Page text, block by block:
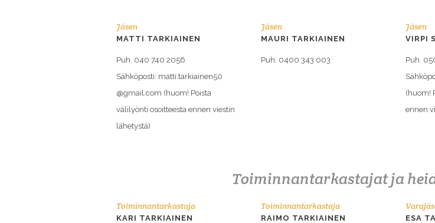
Jäsen
MATTI TARKIAINEN
Puh. 040 740 2056
Sähköposti: matti.tarkiainen50
@gmail.com (huom! Poista
välilyönti osoitteesta ennen viestin
lähetystä)
Jäsen
MAURI TARKIAINEN
Puh. 0400 343 003
Jäsen
VIRPI
Puh.
(huom!
ennen
Toiminnantarkastajat ja
Toiminnantarkastaja
KARI TARKIAINEN
Toiminnantarkastaja
RAIMO TARKIAINEN ESA